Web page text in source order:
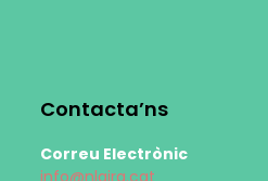
Contacta’ns
Correu Electrònic
info@nlaira.cat